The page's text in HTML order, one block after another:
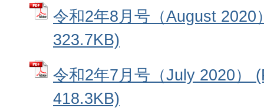
令和2年8月号（August
323.7KB)
令和2年7月号（July 2020）
418.3KB)